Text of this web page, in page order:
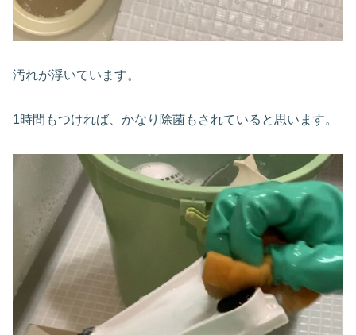
汚れが浮いています。
1時間もつければ、かなり除菌もされていると思います。